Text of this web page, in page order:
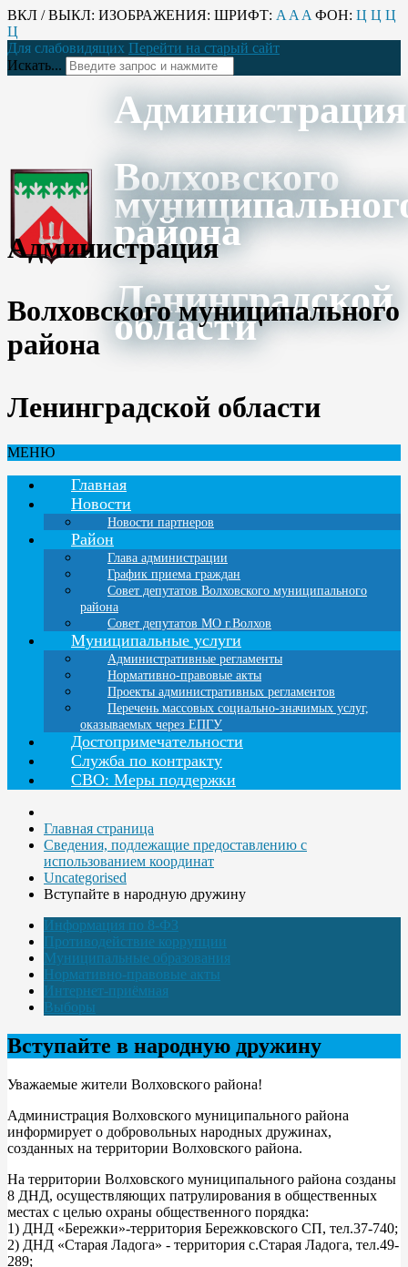
ВКЛ / ВЫКЛ: ИЗОБРАЖЕНИЯ: ШРИФТ: A A A ФОН: Ц Ц Ц
Ц
Для слабовидящих Перейти на старый сайт
Искать...
Администрация
Волховского
района
Ленинградской
области
Администрация
Волховского муниципального
района
Ленинградской области
МЕНЮ
Главная
Новости
Новости партнеров
Район
Глава администрации
График приема граждан
Совет депутатов Волховского муниципального
района
Совет депутатов МО г.Волхов
Муниципальные услуги
Административные регламенты
Нормативно-правовые акты
Проекты административных регламентов
Перечень массовых социально-значимых услуг,
оказываемых через ЕПГУ
Достопримечательности
Служба по контракту
СВО: Меры поддержки
Главная страница
Сведения, подлежащие предоставлению с
использованием координат
Uncategorised
Вступайте в народную дружину
Информация по 8-ФЗ
Противодействие коррупции
Муниципальные образования
Нормативно-правовые акты
Интернет-приёмная
Выборы
Вступайте в народную дружину
Уважаемые жители Волховского района!
Администрация Волховского муниципального района
информирует о добровольных народных дружинах,
созданных на территории Волховского района.
На территории Волховского муниципального района созданы
8 ДНД, осуществляющих патрулирования в общественных
местах с целью охраны общественного порядка:
1) ДНД «Бережки»-территория Бережковского СП, тел.37-740;
2) ДНД «Старая Ладога» - территория с.Старая Ладога, тел.49-
289;